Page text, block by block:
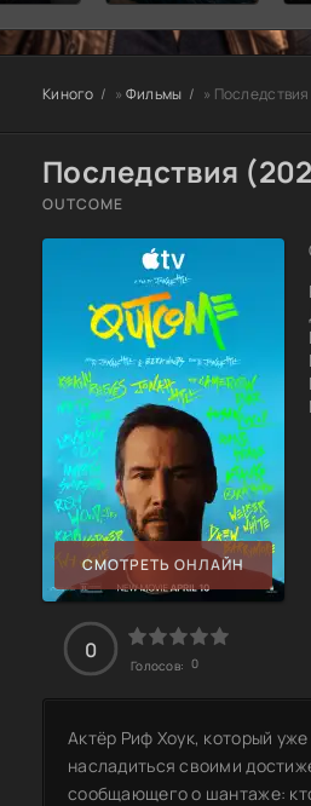
Киного » Фильмы » Последствия
Последствия
OUTCOME
СМОТРЕТЬ ОНЛАЙН
0
Голосов: 0
Актёр Риф Хоук, который
насладиться своими
сообщающего о шантаже: